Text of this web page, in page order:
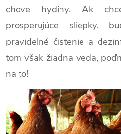
chove hydiny. Ak
prosperujúce sliepky,
pravidelné čistenie a
tom však žiadna veda,
na to!